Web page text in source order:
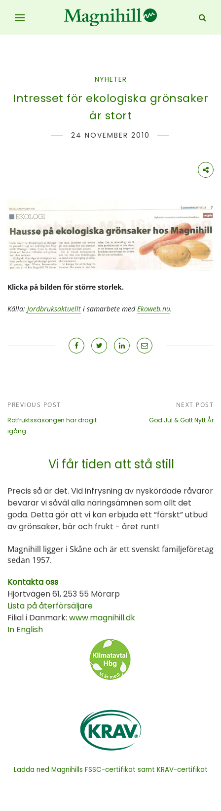
NYHETER
Intresset för ekologiska grönsaker
är stort
24 NOVEMBER 2010
Klicka på bilden för större storlek.
Källa: Jordbruksaktuellt i samarbete medEkoweb.nu.
PREVIOUS POST
Rotfruktssäsongen har dragit
igång
NEXT POST
God Jul & Gott Nytt År
Vi får tiden att stå still
Precis så är det. Vid infrysning av nyskördade råvaror
bevarar vi såväl alla näringsämnen som allt det
goda. Detta gör att vi kan erbjuda ett ”färskt” utbud
av grönsaker, bär och frukt - året runt!
Magnihill ligger i Skåne och är ett svenskt familjeföretag
sedan 1957.
Kontakta oss
Hjortvägen 61, 253 55 Mörarp
Lista på återförsäljare
Filial i Danmark: www.magnihill.dk
In English
Ladda ned Magnihills FSSC-certifikat samt KRAV-certifikat